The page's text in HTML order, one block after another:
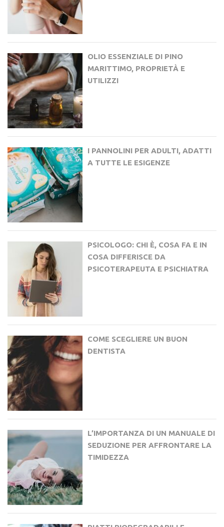
OLIO ESSENZIALE DI PINO
MARITTIMO, PROPRIETÀ E
UTILIZZI
I PANNOLINI PER ADULTI, ADATTI
A TUTTE LE ESIGENZE
PSICOLOGO: CHI È, COSA FA E IN
COSA DIFFERISCE DA
PSICOTERAPEUTA E PSICHIATRA
COME SCEGLIERE UN BUON
DENTISTA
L’IMPORTANZA DI UN MANUALE DI
SEDUZIONE PER AFFRONTARE LA
TIMIDEZZA